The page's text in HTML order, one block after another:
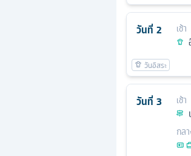
วันที่ 2 เช้า
วันที่ 3 เช้า
กล